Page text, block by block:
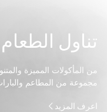
تناول الطعام
من المأكولات المميزة
مجموعة من المطاعم
اعرف المزيد